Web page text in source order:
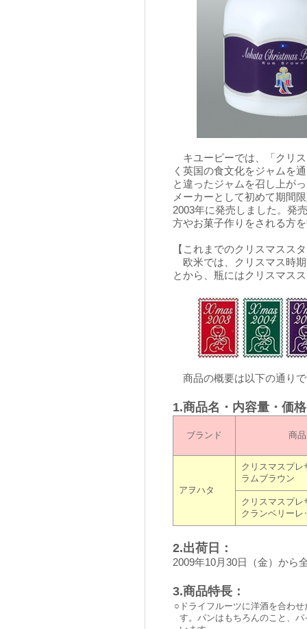
キユーピーでは、「クリ
く英国の食文化をジャムを
と違ったジャムを召し上が
メーカーとして初めて期間
2003年に発売しました。発
方やお菓子作りをされる方
【これまでのクリスマスス
欧米では、クリスマス時
とから、瓶にはクリスマス
商品の概要は以下の通り
1.商品名・内容量・価
ブランド 商
アヲハタ
クリスマスプレ
ラムブラウン
クリスマスプレ
クランベリーレ
2.出荷日：
2009年10月30日（金）から
3.商品特長：
○ ドライフルーツに洋酒を合わ
す。パンはもちろんのこと、